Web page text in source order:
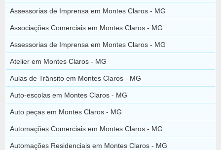
Assessorias de Imprensa em Montes Claros - MG
Associações Comerciais em Montes Claros - MG
Assessorias de Imprensa em Montes Claros - MG
Atelier em Montes Claros - MG
Aulas de Trânsito em Montes Claros - MG
Auto-escolas em Montes Claros - MG
Auto peças em Montes Claros - MG
Automações Comerciais em Montes Claros - MG
Automações Residenciais em Montes Claros - MG